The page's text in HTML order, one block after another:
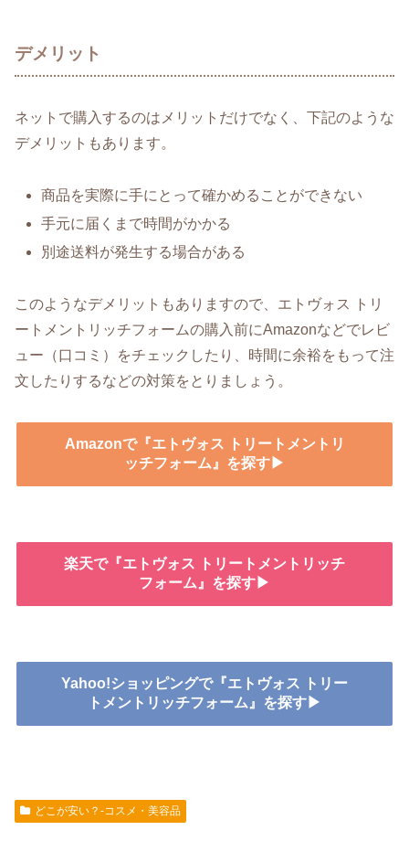
デメリット
ネットで購入するのはメリットだけでなく、下記のような
デメリットもあります。
商品を実際に手にとって確かめることができない
手元に届くまで時間がかかる
別途送料が発生する場合がある
このようなデメリットもありますので、エトヴォス トリ
ートメントリッチフォームの購入前にAmazonなどでレビ
ュー（口コミ）をチェックしたり、時間に余裕をもって注
文したりするなどの対策をとりましょう。
Amazonで『エトヴォス トリートメントリ
ッチフォーム』を探す▶
楽天で『エトヴォス トリートメントリッチ
フォーム』を探す▶
Yahoo!ショッピングで『エトヴォス トリー
トメントリッチフォーム』を探す▶
どこが安い？-コスメ・美容品